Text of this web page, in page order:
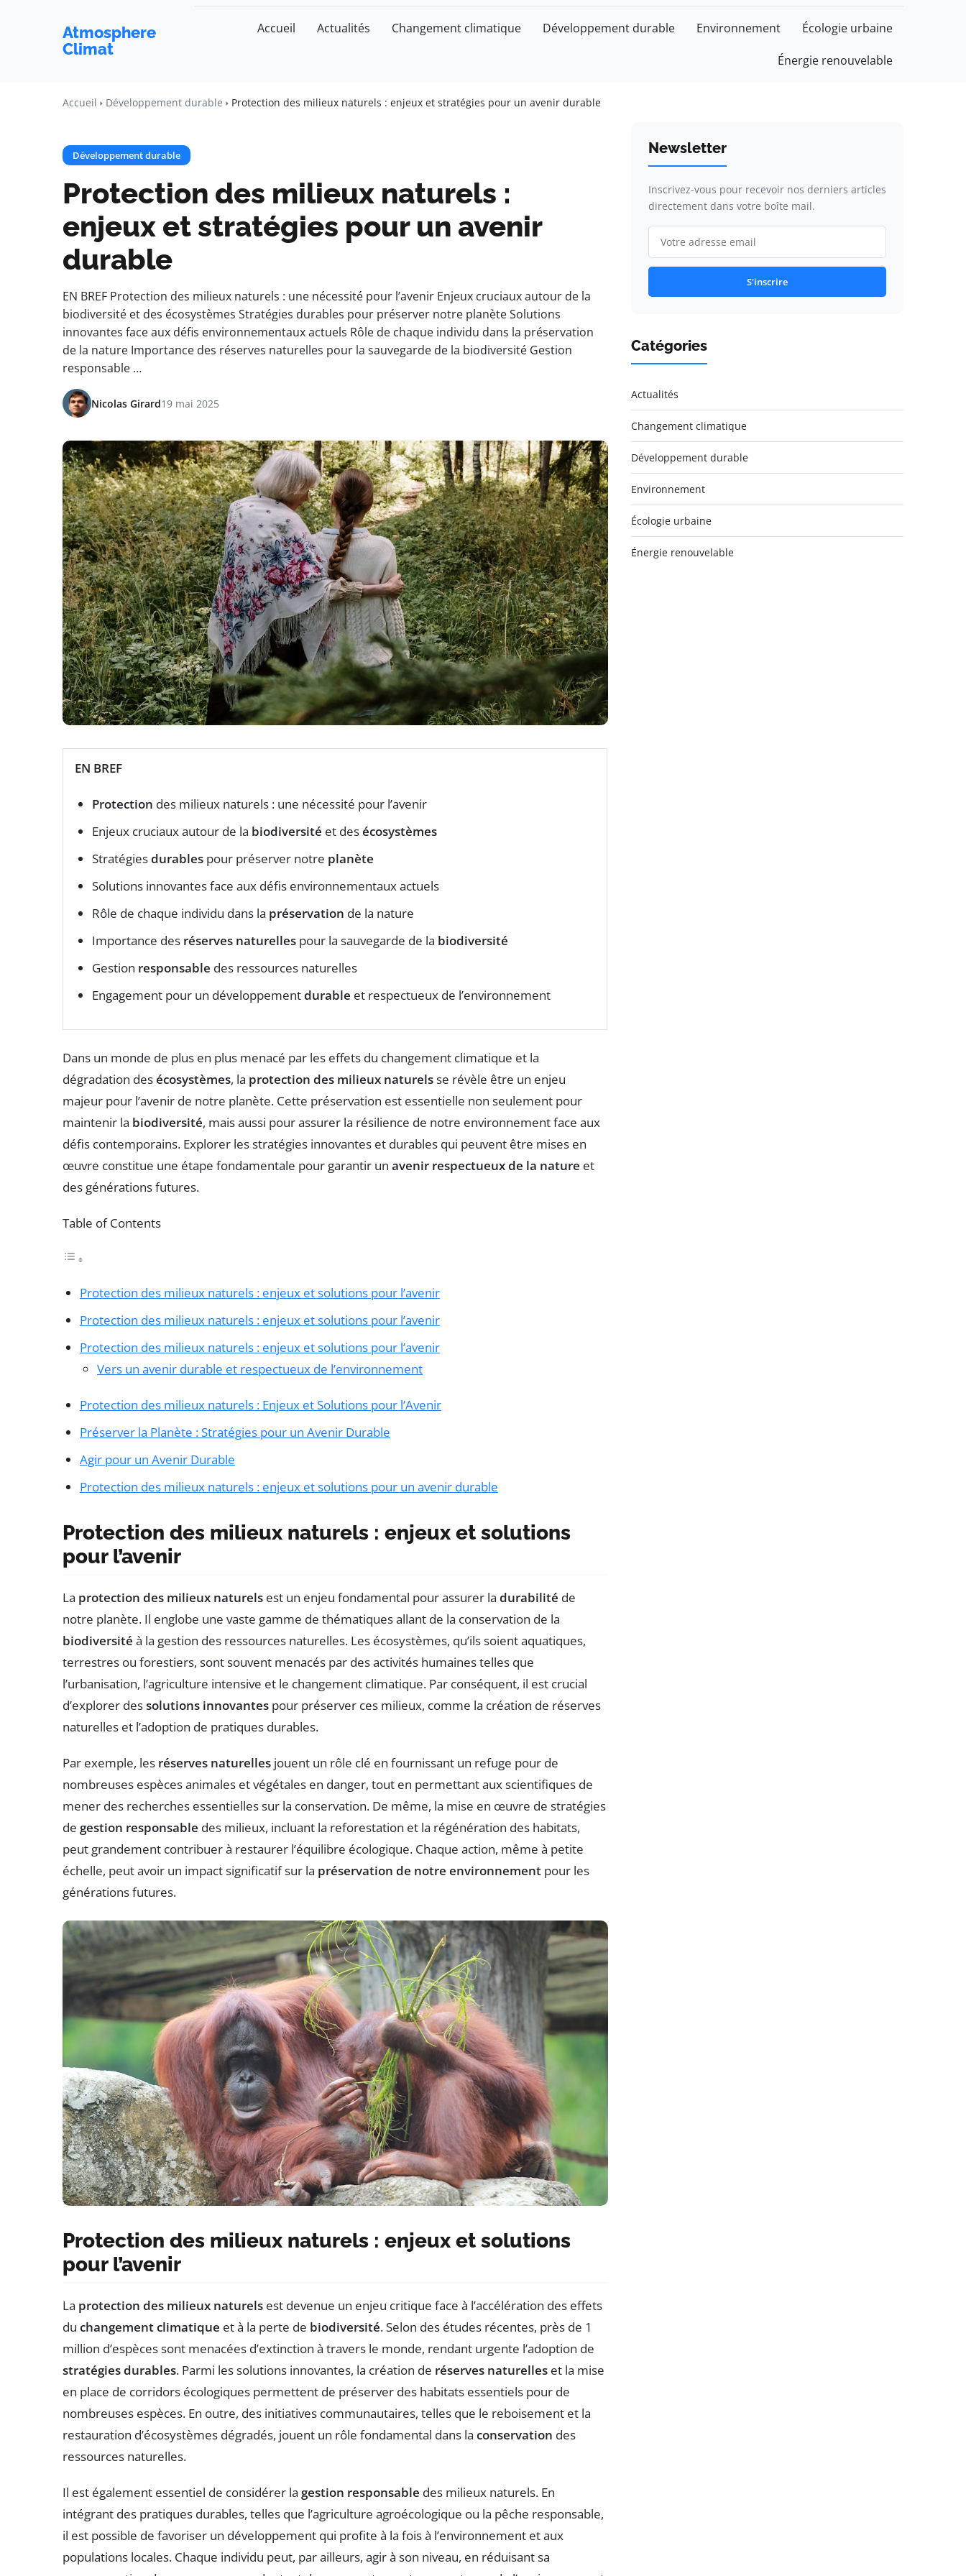
Atmosphere
Climat
Accueil Actualités Changement climatique Développement durable Environnement Écologie urbaine
Énergie renouvelable
Accueil Développement durable Protection des milieux naturels : enjeux et stratégies pour un avenir durable
Développement durable
Protection des milieux naturels :
enjeux et stratégies pour un avenir
durable
EN BREF Protection des milieux naturels : une nécessité pour l’avenir Enjeux cruciaux autour de la
biodiversité et des écosystèmes Stratégies durables pour préserver notre planète Solutions
innovantes face aux défis environnementaux actuels Rôle de chaque individu dans la préservation
de la nature Importance des réserves naturelles pour la sauvegarde de la biodiversité Gestion
responsable …
Nicolas Girard19 mai 2025
EN BREF
Protection des milieux naturels : une nécessité pour l’avenir
Enjeux cruciaux autour de la biodiversité et desécosystèmes
Stratégiesdurables pour préserver notre planète
Solutions innovantes face aux défis environnementaux actuels
Rôle de chaque individu dans la préservation de la nature
Importance des réserves naturelles pour la sauvegarde de la biodiversité
Gestion responsable des ressources naturelles
Engagement pour un développementdurable et respectueux de l’environnement
Dans un monde de plus en plus menacé par les effets du changement climatique et la
dégradation desécosystèmes, la protection des milieux naturelsse révèle être un enjeu
majeur pour l’avenir de notre planète. Cette préservation est essentielle non seulement pour
maintenir la biodiversité, mais aussi pour assurer la résilience de notre environnement face aux
défis contemporains. Explorer les stratégies innovantes et durables qui peuvent être mises en
œuvre constitue une étape fondamentale pour garantir un avenir respectueux de la nature et
des générations futures.
Table of Contents
Protection des milieux naturels : enjeux et solutions pour l’avenir
Protection des milieux naturels : enjeux et solutions pour l’avenir
Protection des milieux naturels : enjeux et solutions pour l’avenir
Vers un avenir durable et respectueux de l’environnement
Protection des milieux naturels : Enjeux et Solutions pour l’Avenir
Préserver la Planète : Stratégies pour un Avenir Durable
Agir pour un Avenir Durable
Protection des milieux naturels : enjeux et solutions pour un avenir durable
Protection des milieux naturels : enjeux et solutions
pour l’avenir
La protection des milieux naturels est un enjeu fondamental pour assurer la durabilité de
notre planète. Il englobe une vaste gamme de thématiques allant de la conservation de la
biodiversité à la gestion des ressources naturelles. Les écosystèmes, qu’ils soient aquatiques,
terrestres ou forestiers, sont souvent menacés par des activités humaines telles que
l’urbanisation, l’agriculture intensive et le changement climatique. Par conséquent, il est crucial
d’explorer dessolutions innovantes pour préserver ces milieux, comme la création de réserves
naturelles et l’adoption de pratiques durables.
Par exemple, les réserves naturelles jouent un rôle clé en fournissant un refuge pour de
nombreuses espèces animales et végétales en danger, tout en permettant aux scientifiques de
mener des recherches essentielles sur la conservation. De même, la mise en œuvre de stratégies
de gestion responsable des milieux, incluant la reforestation et la régénération des habitats,
peut grandement contribuer à restaurer l’équilibre écologique. Chaque action, même à petite
échelle, peut avoir un impact significatif sur la préservation de notre environnement pour les
générations futures.
Protection des milieux naturels : enjeux et solutions
pour l’avenir
La protection des milieux naturels est devenue un enjeu critique face à l’accélération des effets
du changement climatique et à la perte de biodiversité. Selon des études récentes, près de 1
million d’espèces sont menacées d’extinction à travers le monde, rendant urgente l’adoption de
stratégies durables. Parmi les solutions innovantes, la création de réserves naturelles et la mise
en place de corridors écologiques permettent de préserver des habitats essentiels pour de
nombreuses espèces. En outre, des initiatives communautaires, telles que le reboisement et la
restauration d’écosystèmes dégradés, jouent un rôle fondamental dans la conservation des
ressources naturelles.
Il est également essentiel de considérer la gestion responsable des milieux naturels. En
intégrant des pratiques durables, telles que l’agriculture agroécologique ou la pêche responsable,
il est possible de favoriser un développement qui profite à la fois à l’environnement et aux
populations locales. Chaque individu peut, par ailleurs, agir à son niveau, en réduisant sa
Newsletter
Inscrivez-vous pour recevoir nos derniers articles
directement dans votre boîte mail.
S'inscrire
Catégories
Actualités
Changement climatique
Développement durable
Environnement
Écologie urbaine
Énergie renouvelable